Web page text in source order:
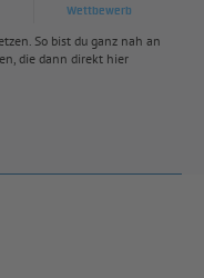
Wettbewerb
So bist du ganz nah an
die dann direkt hier